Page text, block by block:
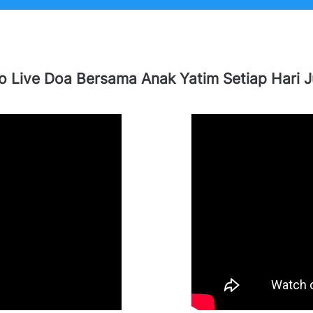
Live Doa Bersama Anak Yatim Setiap Hari